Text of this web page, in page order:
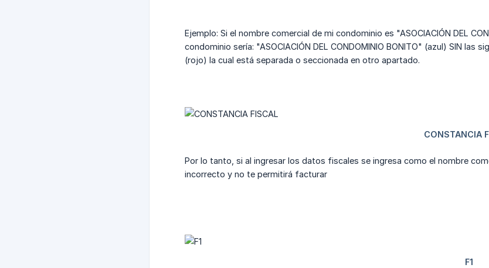
Ejemplo: Si el nombre comercial de mi condominio es "ASOCIACIÓN DEL
condominio sería: "ASOCIACIÓN DEL CONDOMINIO BONITO" (azul) SIN las
(rojo) la cual está separada o seccionada en otro apartado.
Por lo tanto, si al ingresar los datos fiscales se ingresa como el nombre
incorrecto y no te permitirá facturar